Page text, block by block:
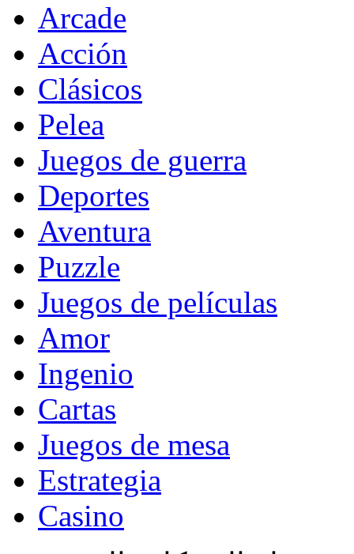
Arcade
Acción
Clásicos
Pelea
Juegos de guerra
Deportes
Aventura
Puzzle
Juegos de películas
Amor
Ingenio
Cartas
Juegos de mesa
Estrategia
Casino